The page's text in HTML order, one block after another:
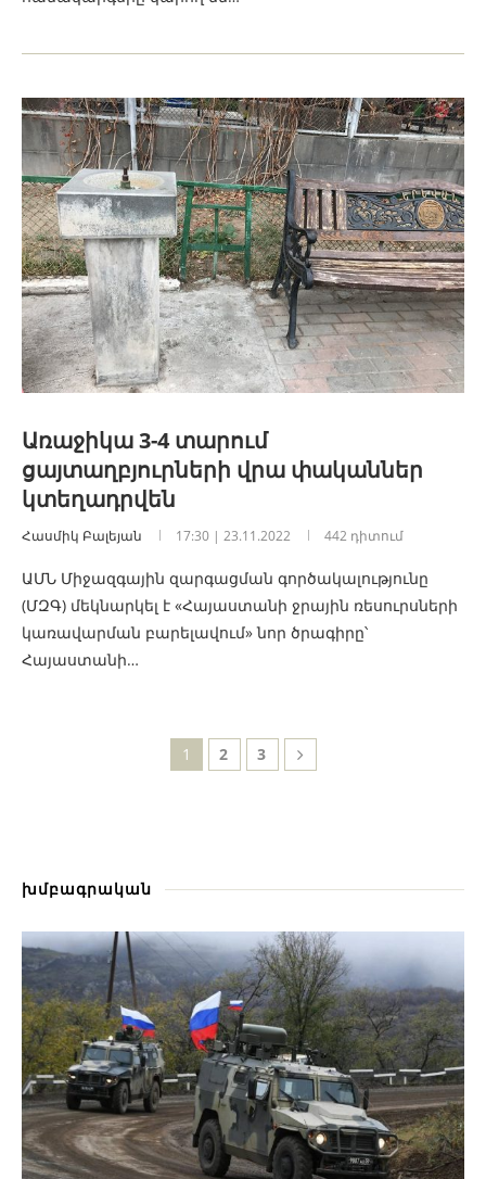
Առաջիկա 3-4 տարում
ցայտաղբյուրների վրա փականներ
կտեղադրվեն
Հասմիկ Բալեյան 17:30 | 23.11.2022 442 դիտում
ԱՄՆ Միջազգային զարգացման գործակալությունը
(ՄԶԳ) մեկնարկել է «Հայաստանի ջրային ռեսուրսների
կառավարման բարելավում» նոր ծրագիրը՝
Հայաստանի…
1 2 3
խմբագրական